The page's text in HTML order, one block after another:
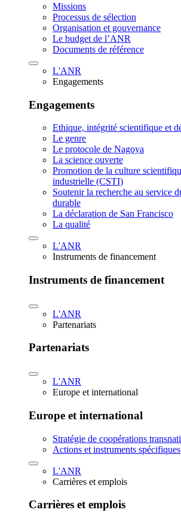
Missions
Processus de sélection
Organisation et gouvernance
Le budget de l’ANR
Documents de référence
L'ANR
Engagements
Engagements
Ethique, intégrité scientifique et
Le genre
Le protocole de Nagoya
La science ouverte
Promotion de la culture
industrielle (CSTI)
Soutenir la recherche au service
durable
La déclaration de San Francisco
La qualité
L'ANR
Instruments de financement
Instruments de financement
L'ANR
Partenariats
Partenariats
L'ANR
Europe et international
Europe et international
Stratégie de coopérations
Actions et instruments spécifiques
L'ANR
Carrières et emplois
Carrières et emplois